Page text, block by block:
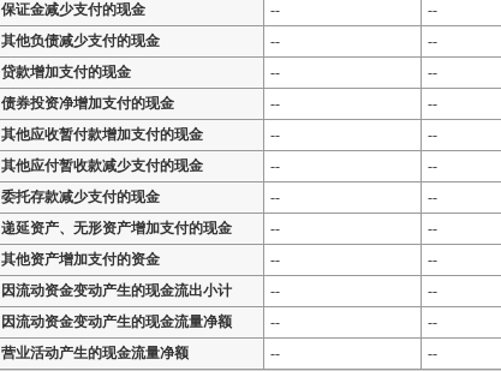
保证金减少支付的现金
-- --
其他负债减少支付的现金
-- --
贷款增加支付的现金
-- --
债券投资净增加支付的现金
-- --
其他应收暂付款增加支付的现金
-- --
其他应付暂收款减少支付的现金
-- --
委托存款减少支付的现金
-- --
递延资产、无形资产增加支付的现金
-- --
其他资产增加支付的资金
-- --
因流动资金变动产生的现金流出小计
-- --
因流动资金变动产生的现金流量净额
-- --
营业活动产生的现金流量净额
-- --